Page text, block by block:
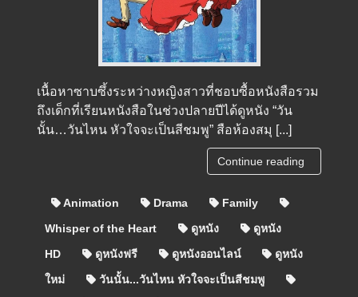
เนื้อหาซาบซึ้งระหว่างหญิงสาวที่ชอบซื้อหนังสือรวม
ถึงเด็กที่เรียนหนังสือในช่วงปลายปีได้ดูหนัง “วัน
นั้น…วันไหน หัวใจจะเป็นสีชมพู” สือห้องสมุ [...]
Continue reading
Animation Drama
Family
Whisper of the Heart
ดูหนัง
ดูหนัง
HD
ดูหนังฟรี ดูหนังออนไลน์
ดูหนัง
ใหม่
วันนั้น...วันไหน หัวใจจะเป็นสีชมพู